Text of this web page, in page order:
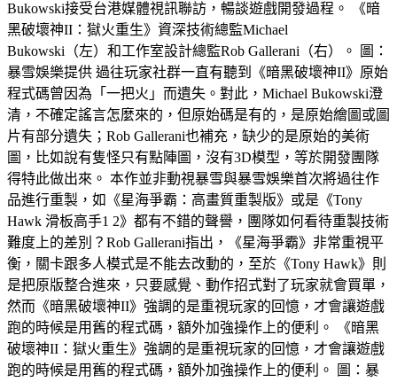
Bukowski接受台港媒體視訊聯訪，暢談遊戲開發過程。 《暗
黑破壞神II：獄火重生》資深技術總監Michael
Bukowski（左）和工作室設計總監Rob Gallerani（右）。 圖：
暴雪娛樂提供 過往玩家社群一直有聽到《暗黑破壞神II》原始
程式碼曾因為「一把火」而遺失。對此，Michael Bukowski澄
清，不確定謠言怎麼來的，但原始碼是有的，是原始繪圖或圖
片有部分遺失；Rob Gallerani也補充，缺少的是原始的美術
圖，比如說有隻怪只有點陣圖，沒有3D模型，等於開發團隊
得特此做出來。 本作並非動視暴雪與暴雪娛樂首次將過往作
品進行重製，如《星海爭霸：高畫質重製版》或是《Tony
Hawk 滑板高手1 2》都有不錯的聲譽，團隊如何看待重製技術
難度上的差別？Rob Gallerani指出，《星海爭霸》非常重視平
衡，關卡跟多人模式是不能去改動的，至於《Tony Hawk》則
是把原版整合進來，只要感覺、動作招式對了玩家就會買單，
然而《暗黑破壞神II》強調的是重視玩家的回憶，才會讓遊戲
跑的時候是用舊的程式碼，額外加強操作上的便利。 《暗黑
破壞神II：獄火重生》強調的是重視玩家的回憶，才會讓遊戲
跑的時候是用舊的程式碼，額外加強操作上的便利。 圖：暴